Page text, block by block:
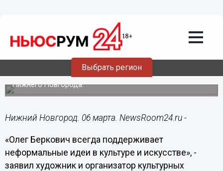
Выбрать регион
Беркович всегда за неформальные
идеи в культуре и искусстве, - Артем
Филатов
Художник и организатор культурных проектов
комментирует назначение зампредседателя
правительства региона, отвечающего за 800-летие
Нижнего Новгорода.
Нижний Новгород. 06 марта. NewsRoom24.ru -
«Олег Беркович всегда поддерживает
неформальные идеи в культуре и искусстве», -
заявил художник и организатор культурных